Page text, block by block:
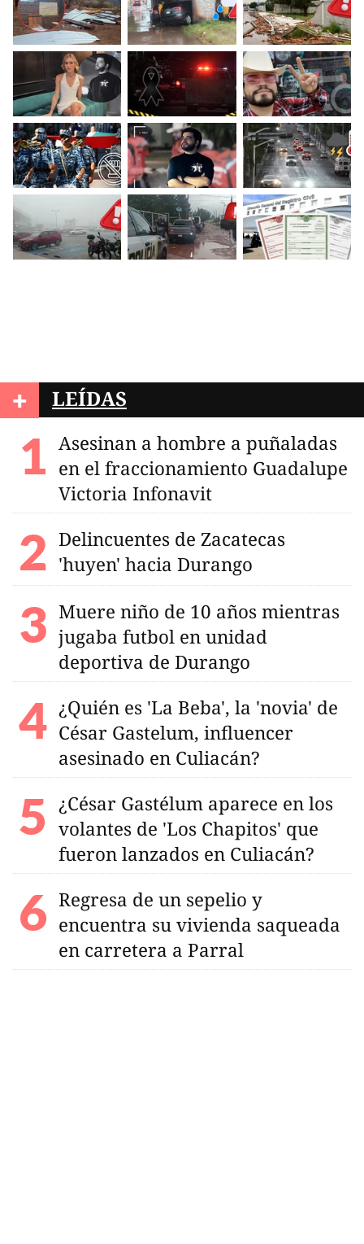
+ LEÍDAS
Asesinan a hombre a puñaladas
en el fraccionamiento Guadalupe
Victoria Infonavit
Delincuentes de Zacatecas
'huyen' hacia Durango
Muere niño de 10 años mientras
jugaba futbol en unidad
deportiva de Durango
¿Quién es 'La Beba', la 'novia' de
César Gastelum, influencer
asesinado en Culiacán?
¿César Gastélum aparece en los
volantes de 'Los Chapitos' que
fueron lanzados en Culiacán?
Regresa de un sepelio y
encuentra su vivienda saqueada
en carretera a Parral